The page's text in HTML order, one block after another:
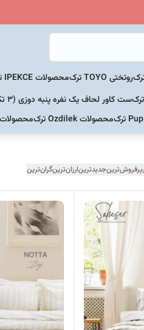
روتختی TOYO ترک محصولات IPEKCE ترک
ست کاور لحاف یک نفره پنبه دوزی (3 تکه)
محصولات Ozdilek ترک
پرفروش‌ترینجدیدترینارزان‌ترینگران‌ترین